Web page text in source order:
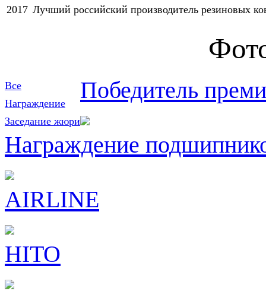
2017 Лучший российский производитель резиновых
Все
Награждение
Заседание жюри
Победитель
Награждение
AIRLINE
HITO